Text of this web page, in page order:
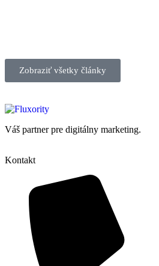
Zobraziť všetky články
Váš partner pre digitálny marketing.
Kontakt